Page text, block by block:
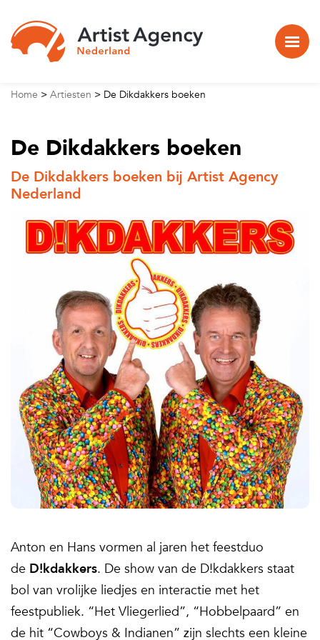
Home > Artiesten > De Dikdakkers boeken
De Dikdakkers boeken
De Dikdakkers boeken bij Artist Agency
Nederland
Anton en Hans vormen al jaren het feestduo
de D!kdakkers. De show van de D!kdakkers staat
bol van vrolijke liedjes en interactie met het
feestpubliek. “Het Vliegerlied”, “Hobbelpaard” en
de hit “Cowboys & Indianen” zijn slechts een kleine